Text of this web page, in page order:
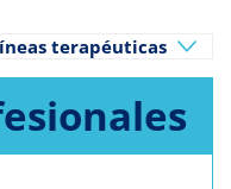
terapéuticas